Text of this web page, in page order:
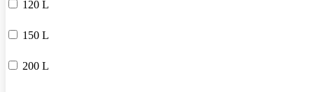
120 L
150 L
200 L